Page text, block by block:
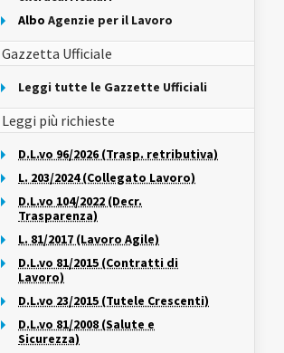
Albo Agenzie per il Lavoro
Gazzetta Ufficiale
Leggi tutte le Gazzette Ufficiali
Leggi più richieste
D.L.vo 96/2026 (Trasp. retributiva)
L. 203/2024 (Collegato Lavoro)
D.L.vo 104/2022 (Decr.
Trasparenza)
L. 81/2017 (Lavoro Agile)
D.L.vo 81/2015 (Contratti di
Lavoro)
D.L.vo 23/2015 (Tutele Crescenti)
D.L.vo 81/2008 (Salute e
Sicurezza)